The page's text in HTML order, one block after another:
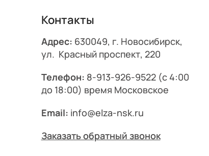
Контакты
Адрес: 630049, г. Новосибирск,
ул. Красный проспект, 220
Телефон: 8-913-926-9522(с 4:00
до 18:00) время Московское
Email: info@elza-nsk.ru
Заказать обратный звонок